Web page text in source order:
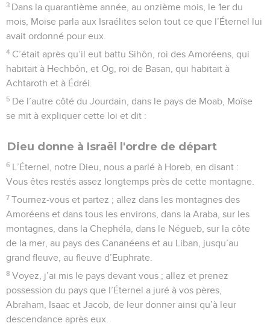
3 Dans la quarantième année, au onzième mois, le 1er du
mois, Moïse parla aux Israélites selon tout ce que l’Éternel lui
avait ordonné pour eux.
4 C’était après qu’il eut battu Sihôn, roi des Amoréens, qui
habitait à Hechbôn, et Og, roi de Basan, qui habitait à
Achtaroth et à Édréi.
5 De l’autre côté du Jourdain, dans le pays de Moab, Moïse
se mit à expliquer cette loi et dit :
Dieu donne à Israël l'ordre de départ
6 L’Éternel, notre Dieu, nous a parlé à Horeb, en disant :
Vous êtes restés assez longtemps près de cette montagne.
7 Tournez-vous et partez ; allez dans les montagnes des
Amoréens et dans tous les environs, dans la Araba, sur les
montagnes, dans la Chephéla, dans le Négueb, sur la côte
de la mer, au pays des Cananéens et au Liban, jusqu’au
grand fleuve, au fleuve d’Euphrate.
8 Voyez, j’ai mis le pays devant vous ; allez et prenez
possession du pays que l’Éternel a juré à vos pères,
Abraham, Isaac et Jacob, de leur donner ainsi qu’à leur
descendance après eux.